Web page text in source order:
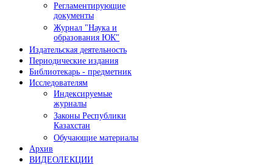
Регламентирующие
документы
Журнал "Наука и
образования ЮК"
Издательская деятельность
Периодические издания
Библиотекарь - предметник
Исследователям
Индексируемые
журналы
Законы Республики
Казахстан
Обучающие материалы
Архив
ВИДЕОЛЕКЦИИ